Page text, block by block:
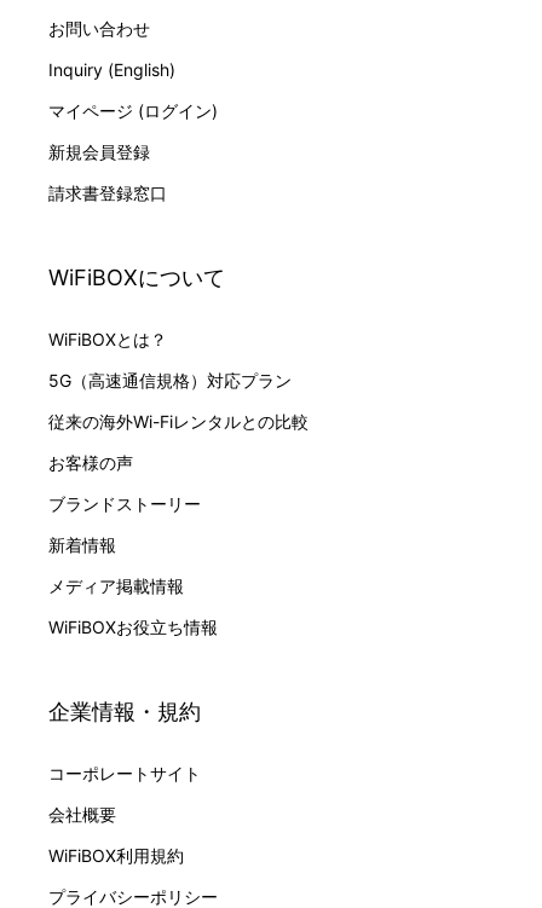
お問い合わせ
Inquiry (English)
マイページ (ログイン)
新規会員登録
請求書登録窓口
WiFiBOXについて
WiFiBOXとは？
5G（高速通信規格）対応プラン
従来の海外Wi-Fiレンタルとの比較
お客様の声
ブランドストーリー
新着情報
メディア掲載情報
WiFiBOXお役立ち情報
企業情報・規約
コーポレートサイト
会社概要
WiFiBOX利用規約
プライバシーポリシー